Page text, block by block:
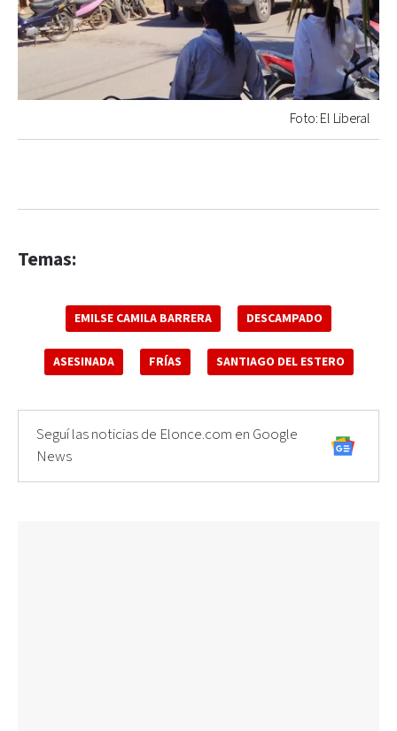
Foto: El Liberal
Temas:
EMILSE CAMILA BARRERA DESCAMPADO
ASESINADA FRÍAS SANTIAGO DEL ESTERO
Seguí las noticias de Elonce.com en Google
News